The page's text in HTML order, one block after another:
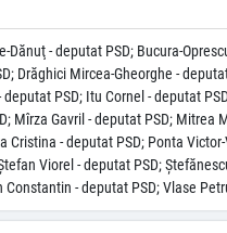
- deputat PSD; Bucura-
Drăghici Mircea-Gheorghe -
PSD; Itu Cornel - deputat
Mîrza Gavril - deputat PSD; Mitrea
- deputat PSD; Ponta
Viorel - deputat PSD;
- deputat PSD; Vlase